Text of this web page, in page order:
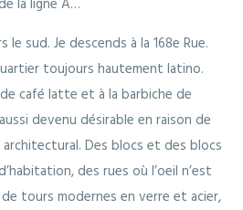
sud. Je descends à la 168e Rue.
toujours hautement latino.
café latte et à la barbiche de
devenu désirable en raison de
Des blocs et des blocs
des rues où l’oeil n’est
tours modernes en verre et acier,